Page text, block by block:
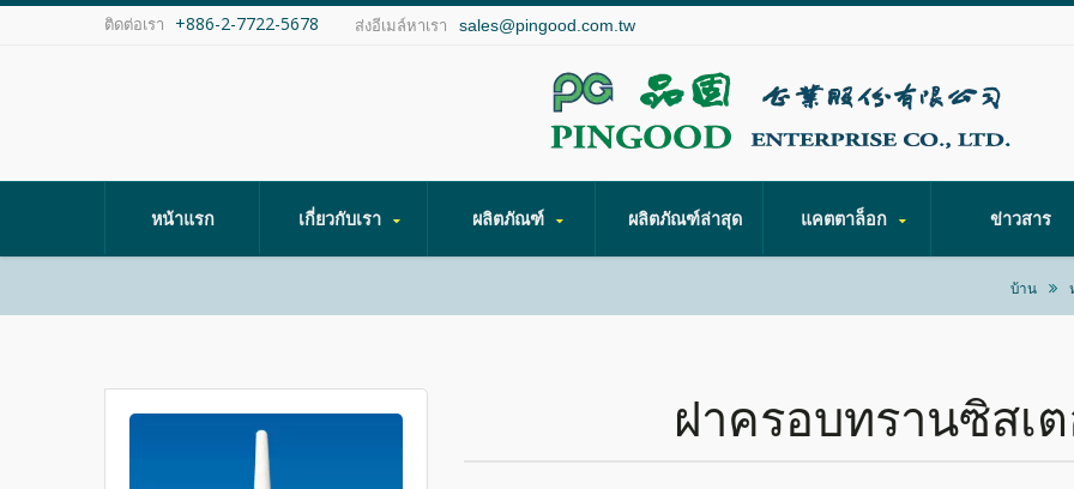
ติดต่อเรา +886-2-7722-5678 ส่งอีเมล์หาเรา sales@pingood.com.tw
หน้าแรก เกี่ยวกับเรา ผลิตภัณฑ์ ผลิตภัณฑ์ล่าสุด แคตตาล็อก ข่าวสาร
บ้าน
ฝาครอบทรานซิสเ